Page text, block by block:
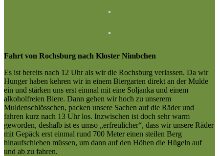
Fahrt von Rochsburg nach Kloster Nimbchen
Es ist bereits nach 12 Uhr als wir die Rochsburg verlassen. Da wir
Hunger haben kehren wir in einem Biergarten direkt an der Mulde
ein und stärken uns erst einmal mit eine Soljanka und einem
alkoholfreien Biere. Dann gehen wir hoch zu unserem
Muldenschlösschen, packen unsere Sachen auf die Räder und
fahren kurz nach 13 Uhr los. Inzwischen ist doch sehr warm
geworden, deshalb ist es umso „erfreulicher“, dass wir unsere Räder
mit Gepäck erst einmal rund 700 Meter einen steilen Berg
hinaufschieben müssen, um dann auf den Höhen die Hügeln auf
und ab zu fahren.